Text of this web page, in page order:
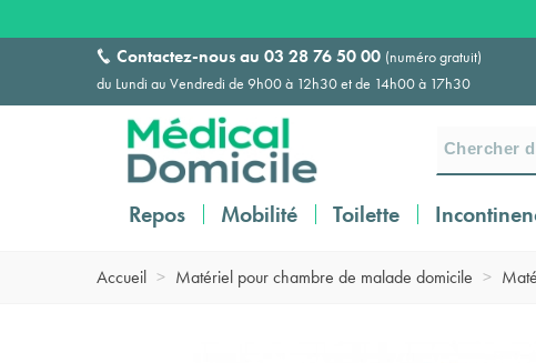
Contactez-nous au 03 28 76 50 00 (numéro gratuit)
du Lundi au Vendredi de 9h00 à 12h30 et de 14h00 à 17h30
Repos Mobilité Toilette
Accueil > Matériel pour chambre de malade domicile >